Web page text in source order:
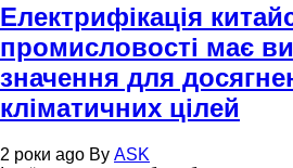
Електрифікація
промисловості має
значення для
кліматичних цілей
2 роки ago By ASK